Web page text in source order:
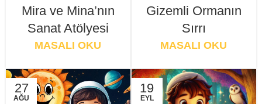
Mira ve Mina’nın
Sanat Atölyesi
MASALI OKU
Gizemli Ormanın
Sırrı
MASALI OKU
27
AĞU
19
EYL